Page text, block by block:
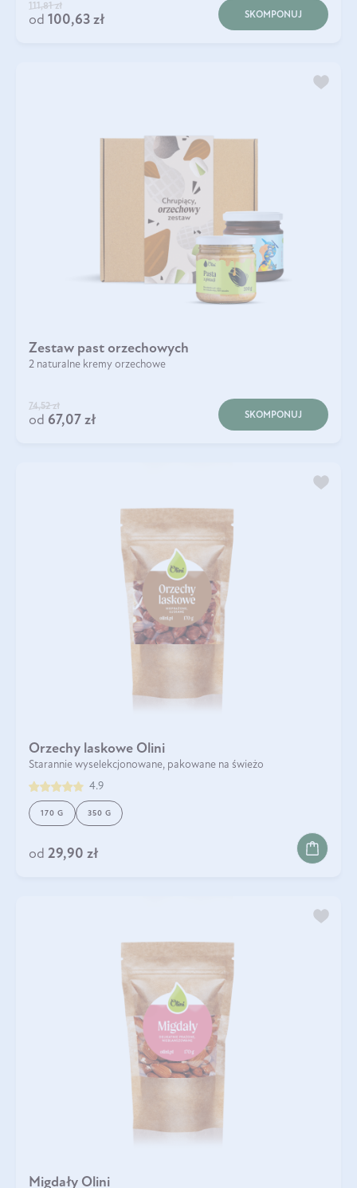
od 100,63 zł
111,81 zł
SKOMPONUJ
Zestaw past orzechowych
2 naturalne kremy orzechowe
od 67,07 zł
74,52 zł
SKOMPONUJ
Orzechy laskowe Olini
Starannie wyselekcjonowane, pakowane na świeżo
4.9
170 G 350 G
od 29,90 zł
Migdały Olini